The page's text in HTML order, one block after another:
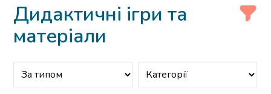
Дидактичні ігри та
матеріали